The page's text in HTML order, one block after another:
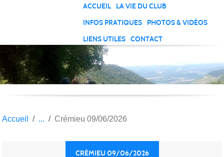
ACCUEIL
LA VIE DU CLUB
INFOS PRATIQUES
PHOTOS & VIDÉOS
LIENS UTILES
CONTACT
Accueil Crémieu 09/06/2026
CRÉMIEU 09/06/2026
Panneau de gestion des cookies